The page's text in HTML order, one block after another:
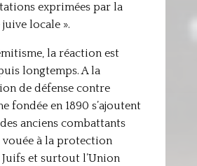
exprimées par la
locale ».
la réaction est
longtemps. A la
de défense contre
fondée en 1890 s’ajoutent
anciens combattants
à la protection
et surtout l’Union